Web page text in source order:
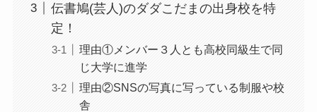
伝書鳩(芸人)のダダこだまの出身校を特
定！
理由①メンバー３人とも高校同級生で同
じ大学に進学
理由②SNSの写真に写っている制服や校
舎